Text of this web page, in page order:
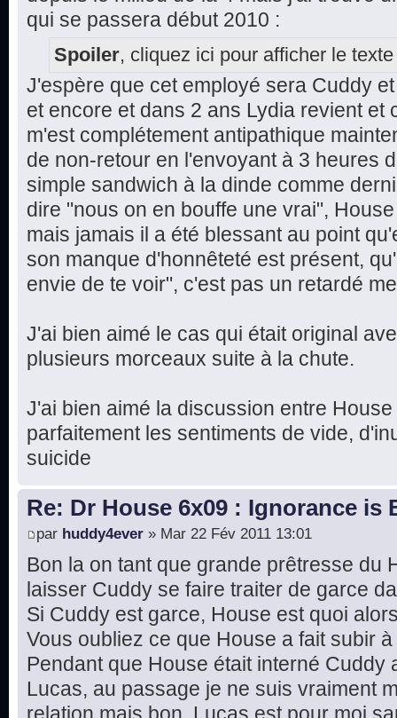
qui se passera début 2010 :
Spoiler, cliquez ici pour afficher le texte
J'espère que cet employé sera Cuddy
et encore et dans 2 ans Lydia revient et
m'est complétement antipathique
de non-retour en l'envoyant à 3 heures
simple sandwich à la dinde comme
dire "nous on en bouffe une vrai",
mais jamais il a été blessant au point
son manque d'honnêteté est présent,
envie de te voir", c'est pas un retardé
J'ai bien aimé le cas qui était original
plusieurs morceaux suite à la chute.
J'ai bien aimé la discussion entre
parfaitement les sentiments de vide,
suicide
Re: Dr House 6x09 : Ignorance is
par huddy4ever » Mar 22 Fév 2011 13:01
Bon la on tant que grande prêtresse du
laisser Cuddy se faire traiter de garce
Si Cuddy est garce, House est quoi
Vous oubliez ce que House a fait subir
Pendant que House était interné Cuddy
Lucas, au passage je ne suis vraiment